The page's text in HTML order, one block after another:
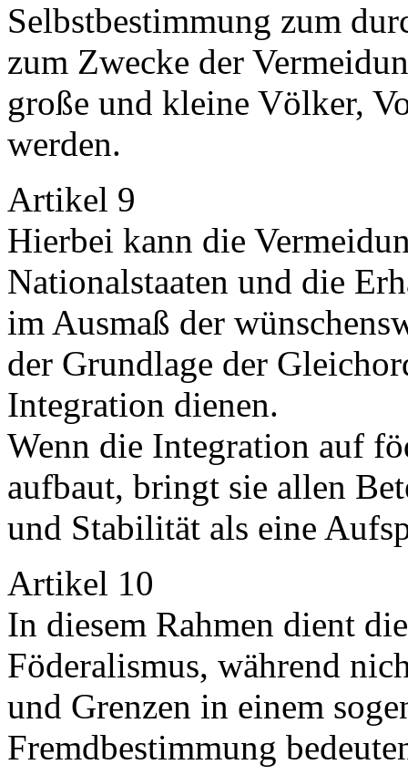
Selbstbestimmung zum
zum Zwecke der
große und kleine Völker,
werden.
Artikel 9
Hierbei kann die
Nationalstaaten und die
im Ausmaß der
der Grundlage der
Integration dienen.
Wenn die Integration auf
aufbaut, bringt sie allen
und Stabilität als eine
Artikel 10
In diesem Rahmen dient
Föderalismus, während
und Grenzen in einem
Fremdbestimmung